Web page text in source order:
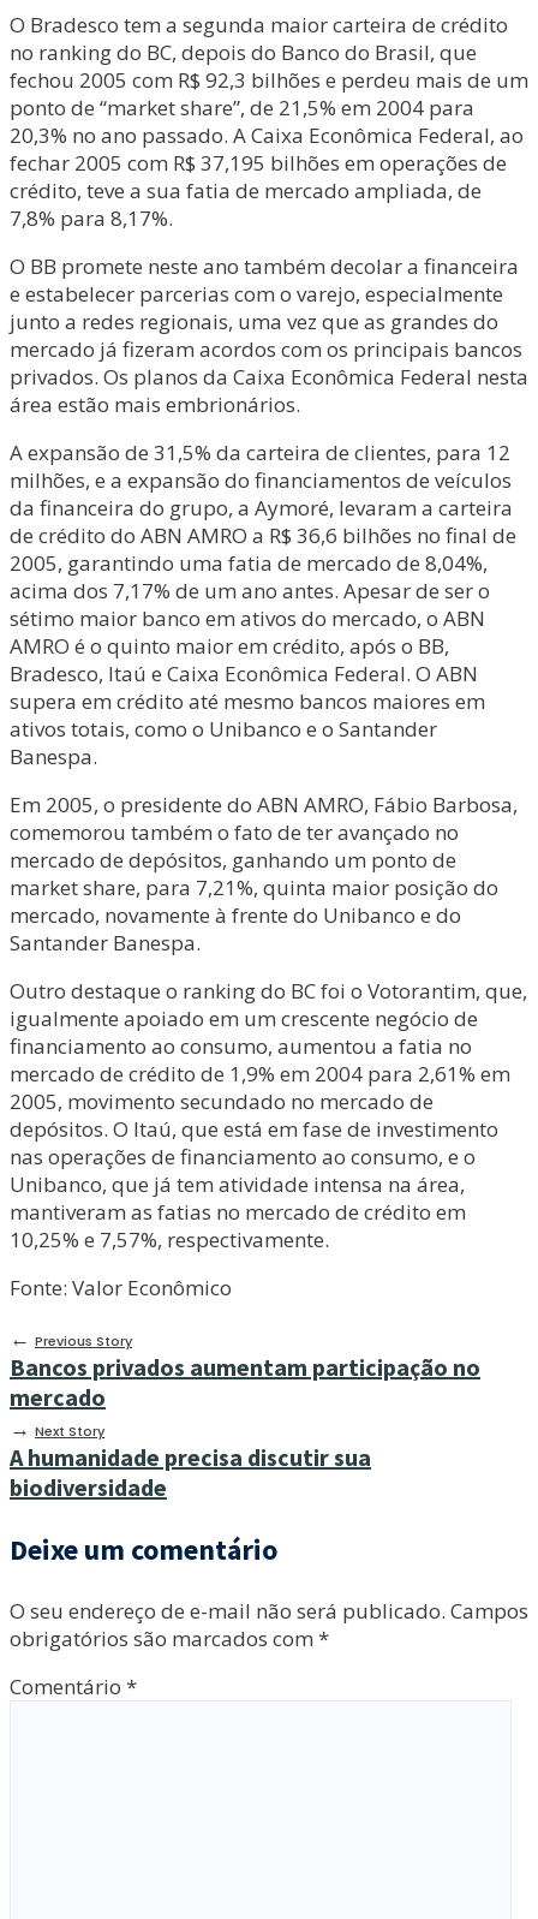
O Bradesco tem a segunda maior carteira de crédito
no ranking do BC, depois do Banco do Brasil, que
fechou 2005 com R$ 92,3 bilhões e perdeu mais de um
ponto de “market share”, de 21,5% em 2004 para
20,3% no ano passado. A Caixa Econômica Federal, ao
fechar 2005 com R$ 37,195 bilhões em operações de
crédito, teve a sua fatia de mercado ampliada, de
7,8% para 8,17%.
O BB promete neste ano também decolar a financeira
e estabelecer parcerias com o varejo, especialmente
junto a redes regionais, uma vez que as grandes do
mercado já fizeram acordos com os principais bancos
privados. Os planos da Caixa Econômica Federal nesta
área estão mais embrionários.
A expansão de 31,5% da carteira de clientes, para 12
milhões, e a expansão do financiamentos de veículos
da financeira do grupo, a Aymoré, levaram a carteira
de crédito do ABN AMRO a R$ 36,6 bilhões no final de
2005, garantindo uma fatia de mercado de 8,04%,
acima dos 7,17% de um ano antes. Apesar de ser o
sétimo maior banco em ativos do mercado, o ABN
AMRO é o quinto maior em crédito, após o BB,
Bradesco, Itaú e Caixa Econômica Federal. O ABN
supera em crédito até mesmo bancos maiores em
ativos totais, como o Unibanco e o Santander
Banespa.
Em 2005, o presidente do ABN AMRO, Fábio Barbosa,
comemorou também o fato de ter avançado no
mercado de depósitos, ganhando um ponto de
market share, para 7,21%, quinta maior posição do
mercado, novamente à frente do Unibanco e do
Santander Banespa.
Outro destaque o ranking do BC foi o Votorantim, que,
igualmente apoiado em um crescente negócio de
financiamento ao consumo, aumentou a fatia no
mercado de crédito de 1,9% em 2004 para 2,61% em
2005, movimento secundado no mercado de
depósitos. O Itaú, que está em fase de investimento
nas operações de financiamento ao consumo, e o
Unibanco, que já tem atividade intensa na área,
mantiveram as fatias no mercado de crédito em
10,25% e 7,57%, respectivamente.
Fonte: Valor Econômico
← Previous Story
Bancos privados aumentam participação no
mercado
→ Next Story
A humanidade precisa discutir sua
biodiversidade
Deixe um comentário
O seu endereço de e-mail não será publicado. Campos
obrigatórios são marcados com *
Comentário *